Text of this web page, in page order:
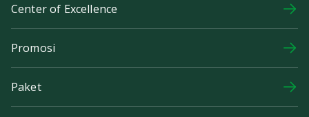
Center of Excellence
Promosi
Paket